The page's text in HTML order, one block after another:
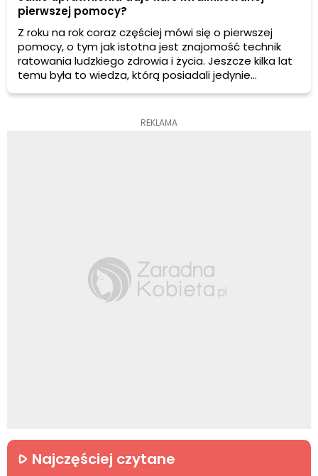
pierwszej pomocy?
Z roku na rok coraz częściej mówi się o pierwszej
pomocy, o tym jak istotna jest znajomość technik
ratowania ludzkiego zdrowia i życia. Jeszcze kilka lat
temu była to wiedza, którą posiadali jedynie
pracownicy służby zdrowia czy kierowcy. Dziś coraz
kwalifikowanej pierwszej pomocy. Jakie uprawnienia
REKLAMA
Najczęściej czytane